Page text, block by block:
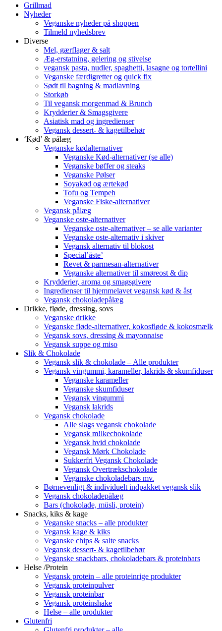
Grillmad
Nyheder
Veganske nyheder på shoppen
Tilmeld nyhedsbrev
Diverse
Mel, gærflager & salt
Æg-erstatning, gelering og stivelse
vegansk pasta, nudler, spaghetti, lasagne og tortellini
Veganske færdigretter og quick fix
Sødt til bagning & madlavning
Storkøb
Til vegansk morgenmad & Brunch
Krydderier & Smagsgivere
Asiatisk mad og ingredienser
Vegansk dessert- & kagetilbehør
‘Kød’ & pålæg
Veganske kødalternativer
Veganske Kød-alternativer (se alle)
Veganske bøffer og steaks
Veganske Pølser
Soyakød og ærtekød
Tofu og Tempeh
Veganske Fiske-alternativer
Vegansk pålæg
Veganske oste-alternativer
Veganske oste-alternativer – se alle varianter
Veganske oste-alternativ i skiver
Vegansk alternativ til blokost
Special’åste’
Revet & parmesan-alternativer
Veganske alternativer til smøreost & dip
Krydderier, aroma og smagsgivere
Ingredienser til hjemmelavet vegansk kød & åst
Vegansk chokoladepålæg
Drikke, fløde, dressing, sovs
Veganske drikke
Veganske fløde-alternativer, kokosfløde & kokosmælk
Vegansk sovs, dressing & mayonnaise
Vegansk suppe og miso
Slik & Chokolade
Vegansk slik & chokolade – Alle produkter
Vegansk vingummi, karameller, lakrids & skumfiduser
Veganske karameller
Veganske skumfiduser
Vegansk vingummi
Vegansk lakrids
Vegansk chokolade
Alle slags vegansk chokolade
Vegansk m!lkechokolade
Vegansk hvid chokolade
Vegansk Mørk Chokolade
Sukkerfri Vegansk Chokolade
Vegansk Overtrækschokolade
Veganske chokoladebars mv.
Børnevenligt & individuelt indpakket vegansk slik
Vegansk chokoladepålæg
Bars (chokolade, müsli, protein)
Snacks, kiks & kage
Veganske snacks – alle produkter
Vegansk kage & kiks
Veganske chips & salte snacks
Vegansk dessert- & kagetilbehør
Veganske snackbars, chokoladebars & proteinbars
Helse /Protein
Vegansk protein – alle proteinrige produkter
Vegansk proteinpulver
Vegansk proteinbar
Vegansk proteinshake
Helse – alle produkter
Glutenfri